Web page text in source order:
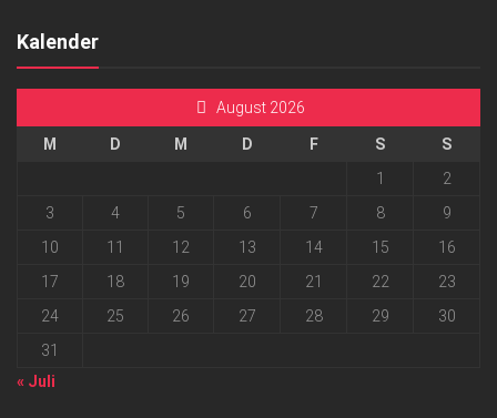
Kalender
August 2026
M D M D F S
S
1
2
3
4 5 6 7 8
9
10
11 12 13 14 15
16
17
18 19 20 21 22
23
24
25 26 27 28 29
30
31
« Juli